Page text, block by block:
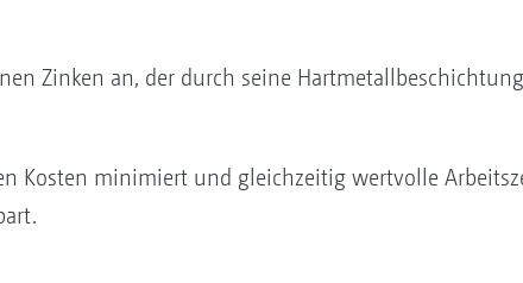
Zinken an, der durch seine
Kosten minimiert und gleichzeitig wertvolle